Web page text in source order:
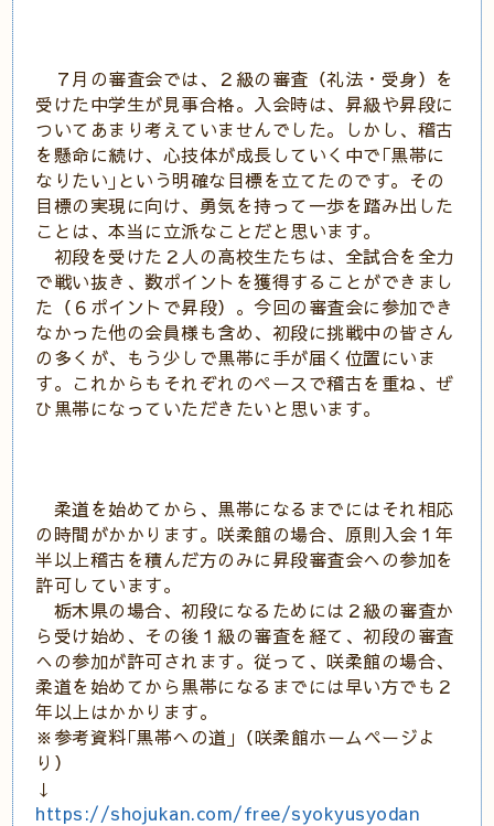
７月の審査会では、２級の審査（礼法・受身）を
受けた中学生が見事合格。入会時は、昇級や昇段に
ついてあまり考えていませんでした。しかし、稽古
を懸命に続け、心技体が成長していく中で｢黒帯に
なりたい｣という明確な目標を立てたのです。その
目標の実現に向け、勇気を持って一歩を踏み出した
ことは、本当に立派なことだと思います。
初段を受けた２人の高校生たちは、全試合を全力
で戦い抜き、数ポイントを獲得することができまし
た（６ポイントで昇段）。今回の審査会に参加でき
なかった他の会員様も含め、初段に挑戦中の皆さん
の多くが、もう少しで黒帯に手が届く位置にいま
す。これからもそれぞれのペースで稽古を重ね、ぜ
ひ黒帯になっていただきたいと思います。
柔道を始めてから、黒帯になるまでにはそれ相応
の時間がかかります。咲柔館の場合、原則入会１年
半以上稽古を積んだ方のみに昇段審査会への参加を
許可しています。
栃木県の場合、初段になるためには２級の審査か
ら受け始め、その後１級の審査を経て、初段の審査
への参加が許可されます。従って、咲柔館の場合、
柔道を始めてから黒帯になるまでには早い方でも２
年以上はかかります。
※参考資料｢黒帯への道｣（咲柔館ホームページよ
り）
↓
https://shojukan.com/free/syokyusyodan